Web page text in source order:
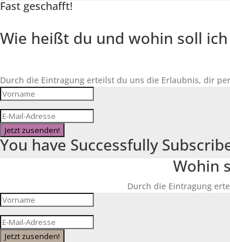
Fast geschafft!
Wie heißt du und wohin soll
Durch die Eintragung erteilst du uns die Erlaubnis, dir
Jetzt zusenden!
You have Successfully
Wohin
Durch die Eintragung
Jetzt zusenden!